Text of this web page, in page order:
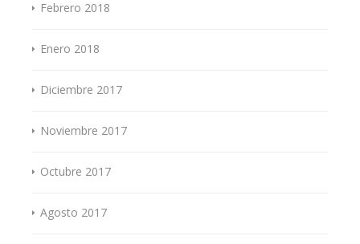
Febrero 2018
Enero 2018
Diciembre 2017
Noviembre 2017
Octubre 2017
Agosto 2017